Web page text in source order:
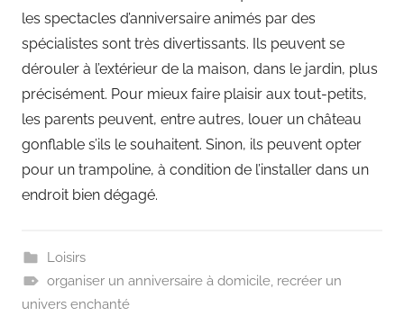
les spectacles d’anniversaire animés par des
spécialistes sont très divertissants. Ils peuvent se
dérouler à l’extérieur de la maison, dans le jardin, plus
précisément. Pour mieux faire plaisir aux tout-petits,
les parents peuvent, entre autres, louer un château
gonflable s’ils le souhaitent. Sinon, ils peuvent opter
pour un trampoline, à condition de l’installer dans un
endroit bien dégagé.
Loisirs
organiser un anniversaire à domicile, recréer un
univers enchanté